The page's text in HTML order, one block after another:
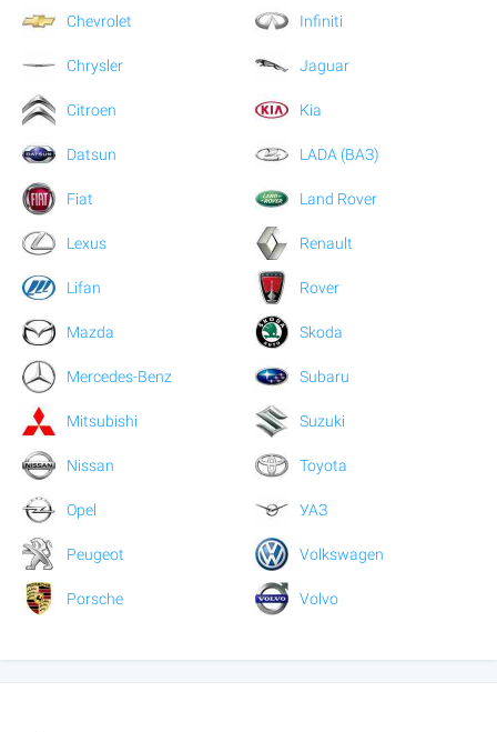
Chevrolet
Chrysler
Citroen
Datsun
Fiat
Infiniti
Jaguar
Kia
LADA (ВАЗ)
Land Rover
Lexus
Lifan
Mazda
Mercedes-Benz
Mitsubishi
Nissan
Opel
Peugeot
Porsche
Renault
Rover
Skoda
Subaru
Suzuki
Toyota
УАЗ
Volkswagen
Volvo